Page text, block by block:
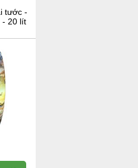
tước -
- 20 lít